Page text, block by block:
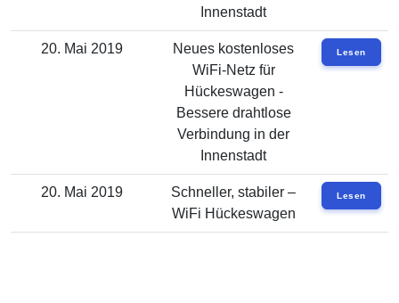
Innenstadt
20. Mai 2019
Neues kostenloses
WiFi-Netz für
Hückeswagen -
Bessere drahtlose
Verbindung in der
Innenstadt
Lesen
20. Mai 2019
Schneller, stabiler –
WiFi Hückeswagen
Lesen